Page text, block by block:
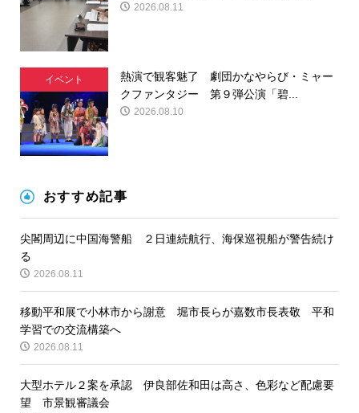
2026.08.11
イベント
熱演で観客魅了 劇団かなやらび・ミャー
クファンタジー 第９弾公演「碧...
2026.08.10
おすすめ記事
尖閣周辺に中国海警船 ２日連続航行、海保巡視船が警告続け
る
2026.08.11
移動平和展で小林市から謝意 堀市長らが嘉数市長表敬 平和
学習での交流構築へ
2026.08.11
大型ホテル２案を承認 伊良部佐和田は高さ、色彩など配慮要
望 市景観審議会